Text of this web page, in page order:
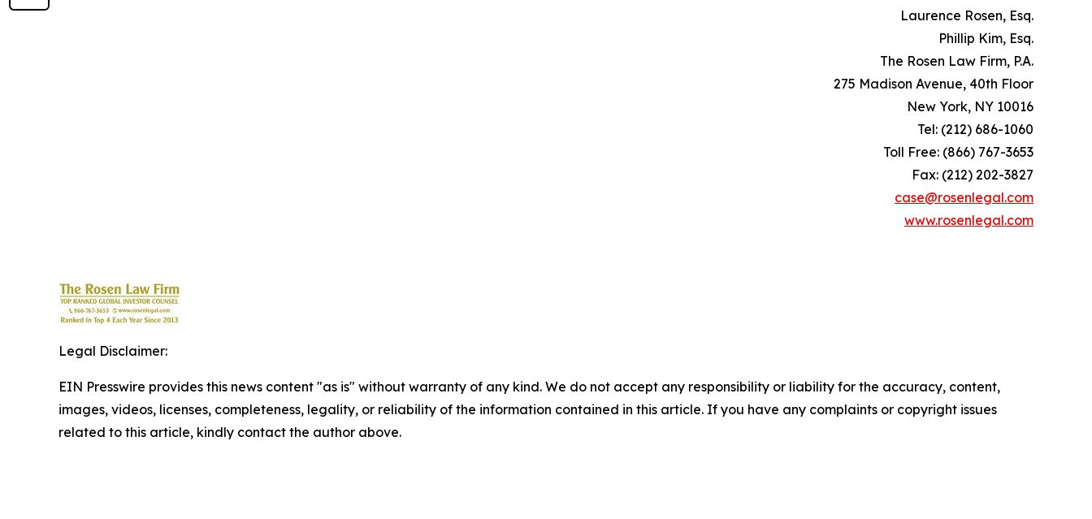
Laurence Rosen, Esq.
Phillip Kim, Esq.
The Rosen Law Firm, P.A.
275 Madison Avenue, 40th Floor
New York, NY 10016
Tel: (212) 686-1060
Toll Free: (866) 767-3653
Fax: (212) 202-3827
case@rosenlegal.com
www.rosenlegal.com
Legal Disclaimer:
EIN Presswire provides this news content "as is" without warranty of any kind. We do not accept any responsibility or liability for the accuracy, content,
images, videos, licenses, completeness, legality, or reliability of the information contained in this article. If you have any complaints or copyright issues
related to this article, kindly contact the author above.